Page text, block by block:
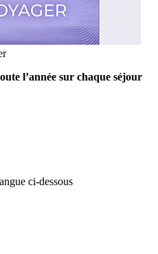
l’année sur chaque séjour
ci-dessous